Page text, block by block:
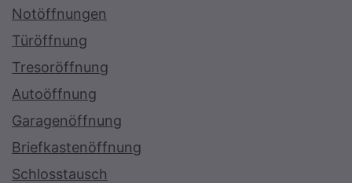
Notöffnungen
Türöffnung
Tresoröffnung
Autoöffnung
Garagenöffnung
Briefkastenöffnung
Schlosstausch